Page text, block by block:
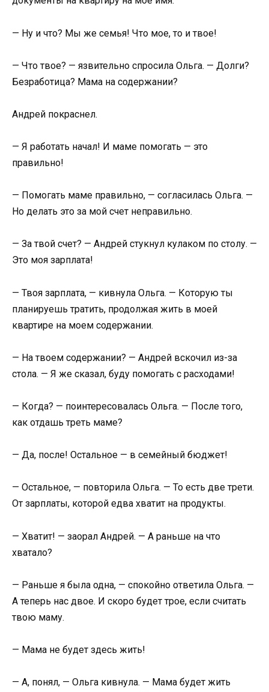
— Ну и что? Мы же семья! Что мое, то и твое!
— Что твое? — язвительно спросила Ольга. — Долги?
Безработица? Мама на содержании?
Андрей покраснел.
— Я работать начал! И маме помогать — это
правильно!
— Помогать маме правильно, — согласилась Ольга. —
Но делать это за мой счет неправильно.
— За твой счет? — Андрей стукнул кулаком по столу. —
Это моя зарплата!
— Твоя зарплата, — кивнула Ольга. — Которую ты
планируешь тратить, продолжая жить в моей
квартире на моем содержании.
— На твоем содержании? — Андрей вскочил из-за
стола. — Я же сказал, буду помогать с расходами!
— Когда? — поинтересовалась Ольга. — После того,
как отдашь треть маме?
— Да, после! Остальное — в семейный бюджет!
— Остальное, — повторила Ольга. — То есть две трети.
От зарплаты, которой едва хватит на продукты.
— Хватит! — заорал Андрей. — А раньше на что
хватало?
— Раньше я была одна, — спокойно ответила Ольга. —
А теперь нас двое. И скоро будет трое, если считать
твою маму.
— Мама не будет здесь жить!
— А, понял, — Ольга кивнула. — Мама будет жить